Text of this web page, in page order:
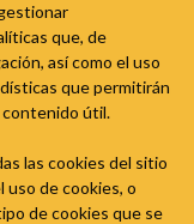
que, de
así como el uso
que permitirán
contenido útil.
las cookies del sitio
uso de cookies, o
de cookies que se